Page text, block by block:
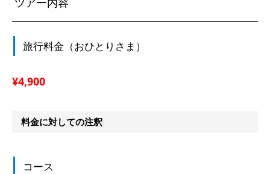
旅行料金（おひとりさま）
¥4,900
料金に対しての注釈
コース